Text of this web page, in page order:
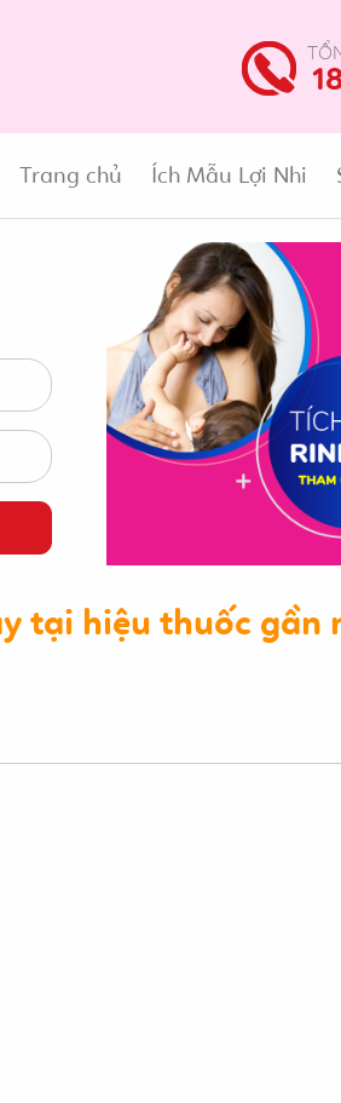
Trang chủ Ích Mẫu Lợi Nhi
tại hiệu thuốc gần